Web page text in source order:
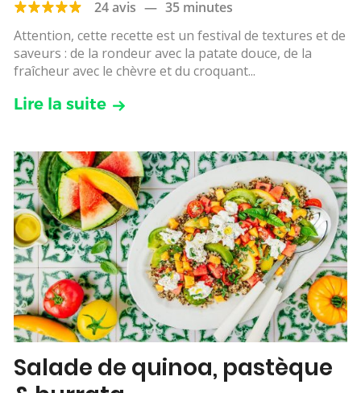
24 avis — 35 minutes
Attention, cette recette est un festival de textures et de
saveurs : de la rondeur avec la patate douce, de la
fraîcheur avec le chèvre et du croquant...
Lire la suite
Salade de quinoa, pastèque